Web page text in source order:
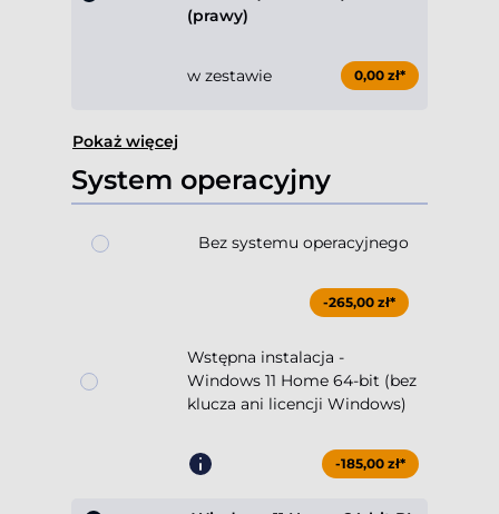
(prawy)
w zestawie 0,00 zł*
Pokaż więcej
System operacyjny
Bez systemu operacyjnego
-265,00 zł*
Wstępna instalacja -
Windows 11 Home 64-bit (bez
klucza ani licencji Windows)
-185,00 zł*